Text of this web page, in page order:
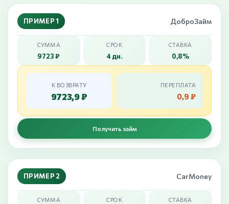
ПРИМЕР 1 ДоброЗайм
СУММА
9723 ₽
СРОК
4 дн.
СТАВКА
0,8%
К ВОЗВРАТУ
9723,9 ₽
ПЕРЕПЛАТА
0,9 ₽
Получить займ
ПРИМЕР 2 CarMoney
СУММА СРОК СТАВКА